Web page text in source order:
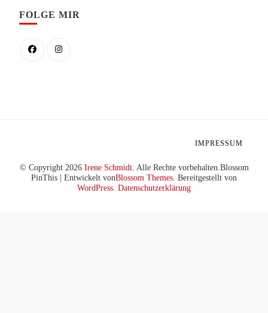
FOLGE MIR
© Copyright 2026 Irene Schmidt. Alle Rechte vorbehalten. Blossom
PinThis | Entwickelt vonBlossom Themes . Bereitgestellt von
WordPress Datenschutzerklärung
IMPRESSUM